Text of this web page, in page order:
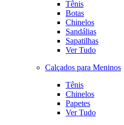
Tênis
Botas
Chinelos
Sandálias
Sapatilhas
Ver Tudo
Calçados para Meninos
Tênis
Chinelos
Papetes
Ver Tudo